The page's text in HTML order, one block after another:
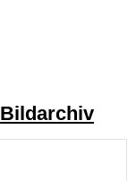
Bildarchiv